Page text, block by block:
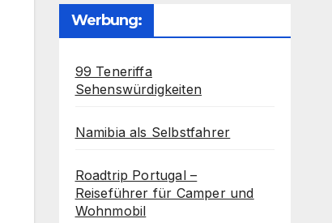
Werbung:
99 Teneriffa
Sehenswürdigkeiten
Namibia als Selbstfahrer
Roadtrip Portugal –
Reiseführer für Camper und
Wohnmobil